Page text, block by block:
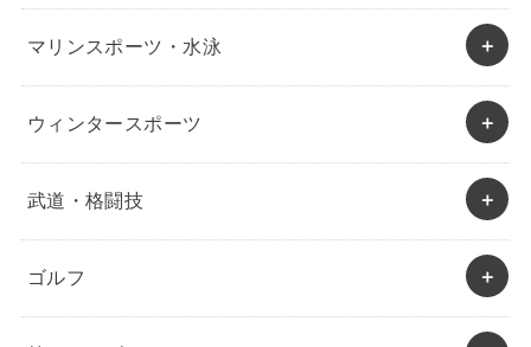
マリンスポーツ・水泳
ウィンタースポーツ
武道・格闘技
ゴルフ